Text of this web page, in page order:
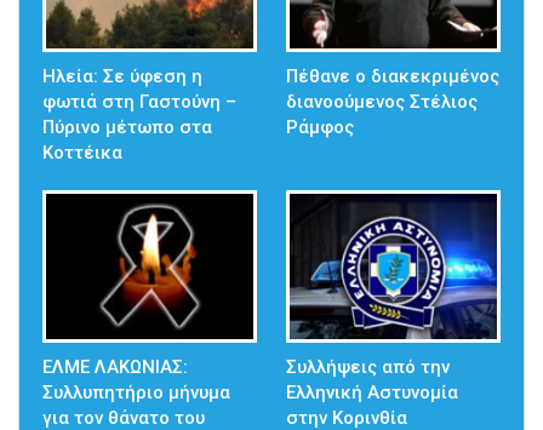
Ηλεία: Σε ύφεση η
φωτιά στη Γαστούνη –
Πύρινο μέτωπο στα
Κοττέικα
Πέθανε ο διακεκριμένος
διανοούμενος Στέλιος
Ράμφος
ΕΛΜΕ ΛΑΚΩΝΙΑΣ:
Συλλυπητήριο μήνυμα
για τον θάνατο του
Συλλήψεις από την
Ελληνική Αστυνομία
στην Κορινθία